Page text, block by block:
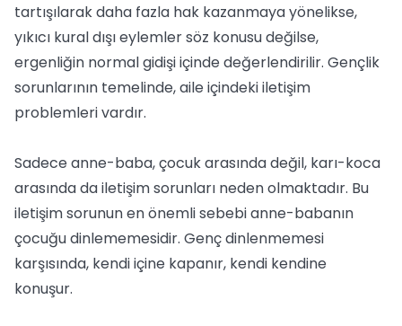
tartışılarak daha fazla hak kazanmaya yönelikse,
yıkıcı kural dışı eylemler söz konusu değilse,
ergenliğin normal gidişi içinde değerlendirilir. Gençlik
sorunlarının temelinde, aile içindeki iletişim
problemleri vardır.
Sadece anne-baba, çocuk arasında değil, karı-koca
arasında da iletişim sorunları neden olmaktadır. Bu
iletişim sorunun en önemli sebebi anne-babanın
çocuğu dinlememesidir. Genç dinlenmemesi
karşısında, kendi içine kapanır, kendi kendine
konuşur.